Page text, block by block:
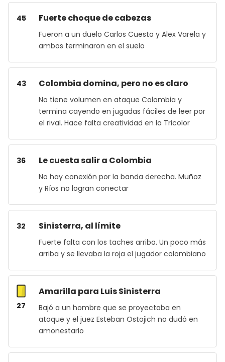
45 Fuerte choque de cabezas
Fueron a un duelo Carlos Cuesta y Alex Varela y
ambos terminaron en el suelo
43 Colombia domina, pero no es claro
No tiene volumen en ataque Colombia y
termina cayendo en jugadas fáciles de leer por
el rival. Hace falta creatividad en la Tricolor
36 Le cuesta salir a Colombia
No hay conexión por la banda derecha. Muñoz
y Ríos no logran conectar
32 Sinisterra, al límite
Fuerte falta con los taches arriba. Un poco más
arriba y se llevaba la roja el jugador colombiano
27
Amarilla para Luis Sinisterra
Bajó a un hombre que se proyectaba en
ataque y el juez Esteban Ostojich no dudó en
amonestarlo